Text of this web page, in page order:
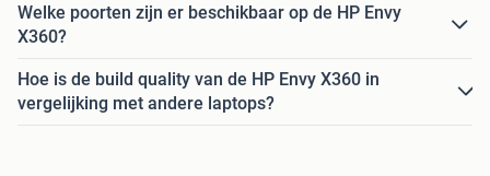
Welke poorten zijn er beschikbaar op de HP Envy
X360?
Hoe is de build quality van de HP Envy X360 in
vergelijking met andere laptops?